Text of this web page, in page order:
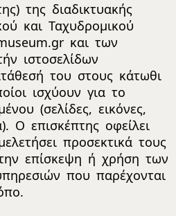
της διαδικτυακής
και Ταχυδρομικού
και των
ιστοσελίδων
του στους κάτωθι
ισχύουν για το
(σελίδες, εικόνες,
Ο επισκέπτης οφείλει
προσεκτικά τους
επίσκεψη ή χρήση των
που παρέχονται